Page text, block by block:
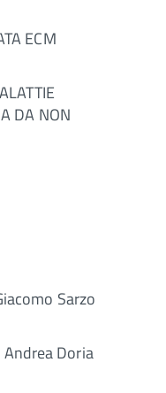
ECM
DA NON
Sarzo
Doria